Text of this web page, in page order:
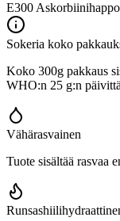
E300
Sokeria koko
Koko 300g pakkaus
WHO:n 25 g:n
Vähärasvainen
Tuote sisältää rasvaa